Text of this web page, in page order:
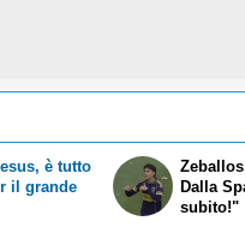
è tutto
il grande
Dalla
subito!"